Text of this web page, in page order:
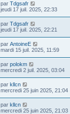
par Tdgsafr
jeudi 17 juil. 2025, 22:33
par Tdgsafr
jeudi 17 juil. 2025, 22:21
par AntoineE
mardi 15 juil. 2025, 11:59
par polokm
mercredi 2 juil. 2025, 03:04
par kllcn
mercredi 25 juin 2025, 21:04
par kllcn
mercredi 25 juin 2025, 21:03